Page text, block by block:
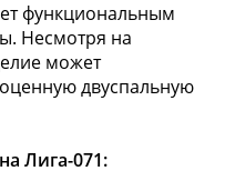
функциональным
Несмотря на
может
двуспальную
Лига-071: